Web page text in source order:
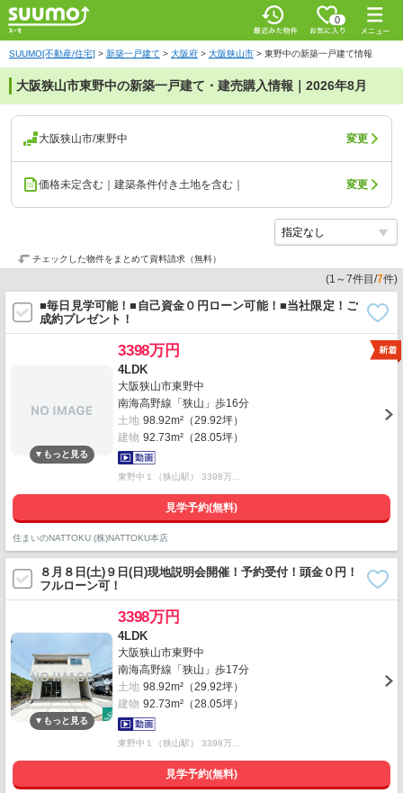
0
SUUMO[不動産/住宅] > 新築一戸建て > 大阪府 > 大阪狭山市 > 東野中の新築一戸建て情報
大阪狭山市東野中の新築一戸建て・建売購入情報｜2026年8月
大阪狭山市/東野中 変更
価格未定含む｜建築条件付き土地を含む｜ 変更
チェックした物件をまとめて資料請求（無料）
(1 ～7件目/7件)
■毎日見学可能！■自己資金０円ローン可能！■当社限定！ご
成約プレゼント！
3398万円
4LDK
大阪狭山市東野中
南海高野線「狭山」歩16分
土地 98.92m²（29.92坪）
建物 92.73m²（28.05坪）
東野中１（狭山駅） 3398万…
見学予約(無料)
住まいのNATTOKU (株)NATTOKU本店
８月８日(土)９日(日)現地説明会開催！予約受付！頭金０円！
フルローン可！
3398万円
4LDK
大阪狭山市東野中
南海高野線「狭山」歩17分
土地 98.92m²（29.92坪）
建物 92.73m²（28.05坪）
東野中１（狭山駅） 3398万…
見学予約(無料)